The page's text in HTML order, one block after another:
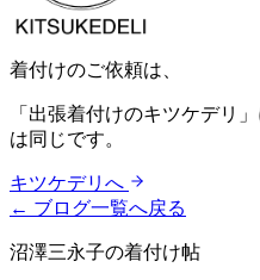
着付けのご依頼は、
「出張着付けのキツケデリ
は同じです。
キツケデリへ
← ブログ一覧へ戻る
沼澤三永子の着付け帖